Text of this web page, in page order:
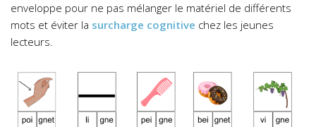
enveloppe pour ne pas mélanger le matériel de différents
mots et éviter la surcharge cognitive chez les jeunes
lecteurs.